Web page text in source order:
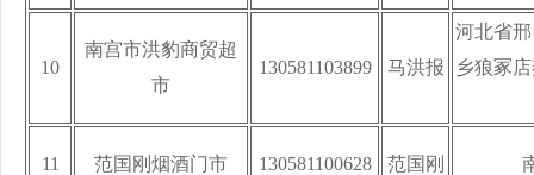
10
南宫市洪豹商贸超
市
130581103899 马洪报
河北省
乡狼冢
11 范国刚烟酒门市 130581100628 范国刚